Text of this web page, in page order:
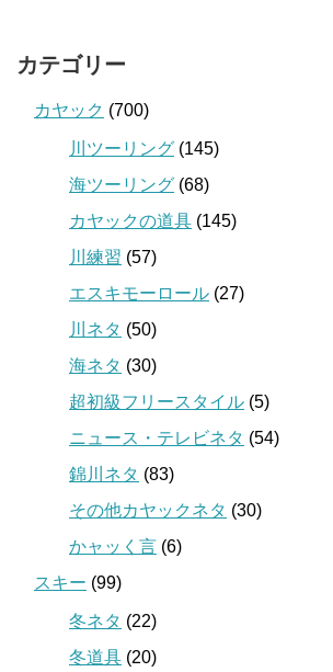
カテゴリー
カヤック (700)
川ツーリング (145)
海ツーリング (68)
カヤックの道具 (145)
川練習 (57)
エスキモーロール (27)
川ネタ (50)
海ネタ (30)
超初級フリースタイル (5)
ニュース・テレビネタ (54)
錦川ネタ (83)
その他カヤックネタ (30)
かャッく言 (6)
スキー (99)
冬ネタ (22)
冬道具 (20)